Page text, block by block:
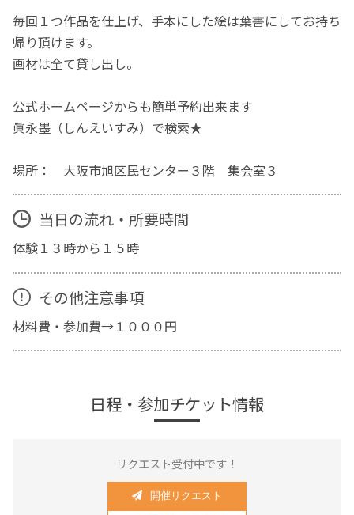
毎回１つ作品を仕上げ、手本にした絵は葉書にしてお持ち
帰り頂けます。
画材は全て貸し出し。
公式ホームページからも簡単予約出来ます
眞永墨（しんえいすみ）で検索★
場所： 大阪市旭区民センター３階 集会室３
当日の流れ・所要時間
体験１３時から１５時
その他注意事項
材料費・参加費→１０００円
日程・参加チケット情報
リクエスト受付中です！
開催リクエスト